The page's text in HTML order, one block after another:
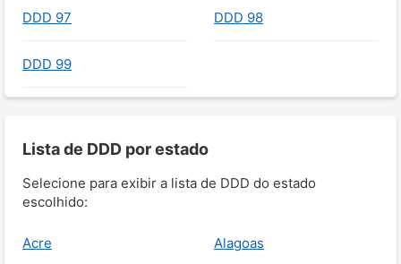
DDD 97 DDD 98
DDD 99
Lista de DDD por estado
Selecione para exibir a lista de DDD do estado
escolhido:
Acre Alagoas